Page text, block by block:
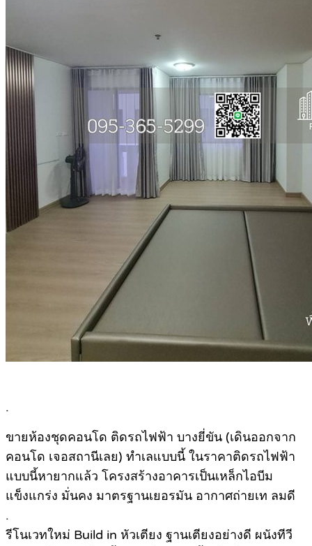
.
ขายห้องชุดคอนโด ติดรถไฟฟ้า บางยี่ขัน (เดินออกจาก
คอนโด เจอสถานีเลย) ทำเลแบบนี้ ในราคาติดรถไฟฟ้า
แบบนี้หายากแล้ว โครงสร้างอาคารเป็นเหล็กไอบีม
แข็งแกร่ง มั่นคง มาตรฐานเยอรมัน อากาศถ่ายเท ลมดี
.
รีโนเวทใหม่ Build in หัวเตียง ฐานเตียงอย่างดี ผนังทีวี